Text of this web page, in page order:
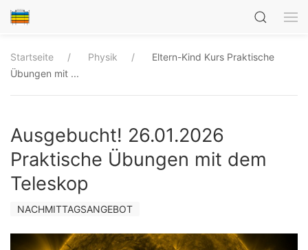
Startseite Physik
Eltern-Kind Kurs Praktische
Übungen mit ...
Ausgebucht! 26.01.2026
Praktische Übungen mit dem
Teleskop
NACHMITTAGSANGEBOT